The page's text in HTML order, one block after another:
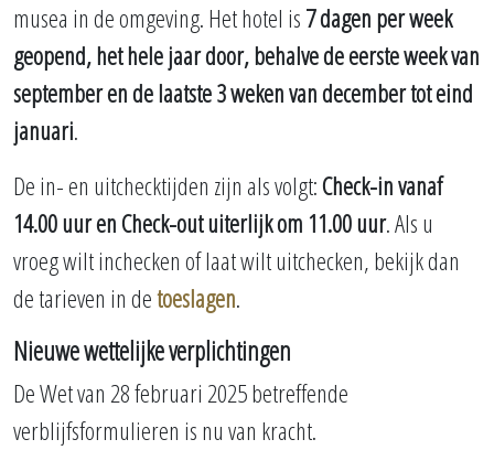
musea in de omgeving. Het hotel is7 dagen per week
geopend, het hele jaar door, behalve de eerste week van
september en de laatste 3 weken van december tot eind
januari.
De in- en uitchecktijden zijn als volgt:Check-in vanaf
14.00 uur en Check-out uiterlijk om 11.00 uur. Als u
vroeg wilt inchecken of laat wilt uitchecken, bekijk dan
de tarieven in detoeslagen.
Nieuwe wettelijke verplichtingen
De Wet van 28 februari 2025 betreffende
verblijfsformulieren is nu van kracht.